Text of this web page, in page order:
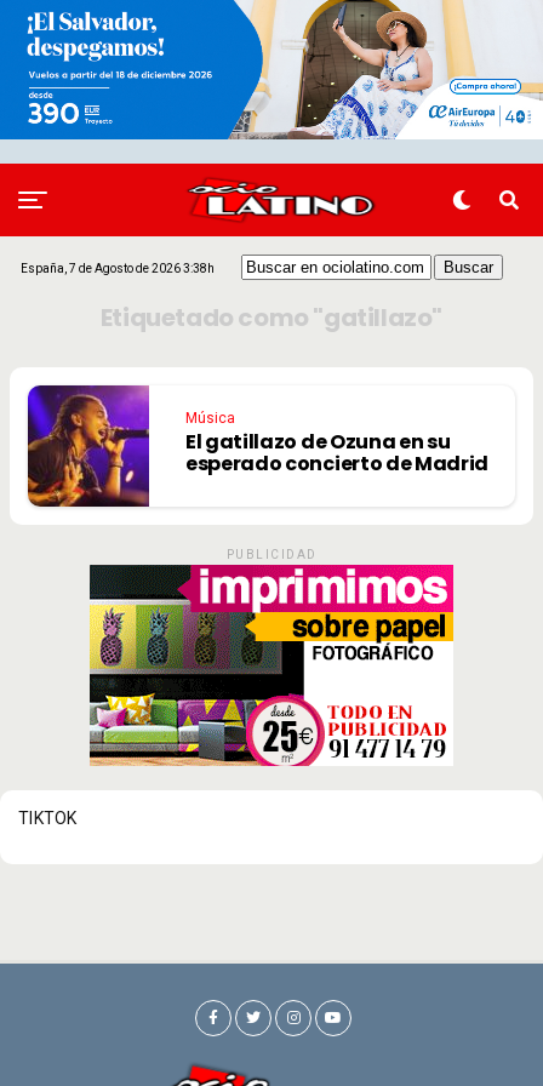
España, 7 de Agosto de 2026 3:38h
Etiquetado como "gatillazo"
Música
El gatillazo de Ozuna en su
esperado concierto de Madrid
PUBLICIDAD
TIKTOK